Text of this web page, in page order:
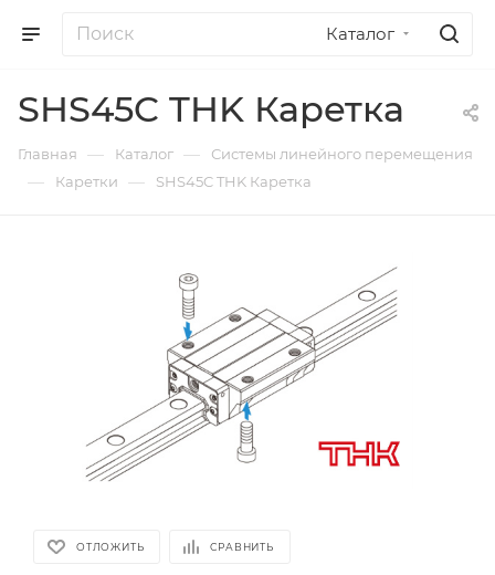
Каталог
SHS45C THK Каретка
Главная — Каталог — Системы линейного перемещения
— Каретки — SHS45C THK Каретка
ОТЛОЖИТЬ СРАВНИТЬ